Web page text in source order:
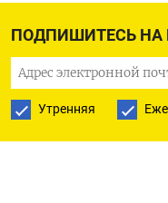
ПОДПИШИТЕСЬ
Утренняя